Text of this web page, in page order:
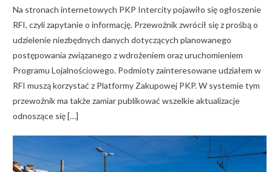
Na stronach internetowych PKP Intercity pojawiło się ogłoszenie
RFI, czyli zapytanie o informację. Przewoźnik zwrócił się z prośbą o
udzielenie niezbędnych danych dotyczących planowanego
postępowania związanego z wdrożeniem oraz uruchomieniem
Programu Lojalnościowego. Podmioty zainteresowane udziałem w
RFI muszą korzystać z Platformy Zakupowej PKP. W systemie tym
przewoźnik ma także zamiar publikować wszelkie aktualizacje
odnoszące się […]